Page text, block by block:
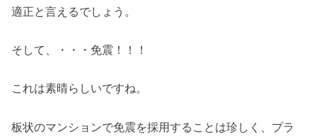
適正と言えるでしょう。
そして、・・・免震！！！
これは素晴らしいですね。
板状のマンションで免震を採用することは珍しく、プラ